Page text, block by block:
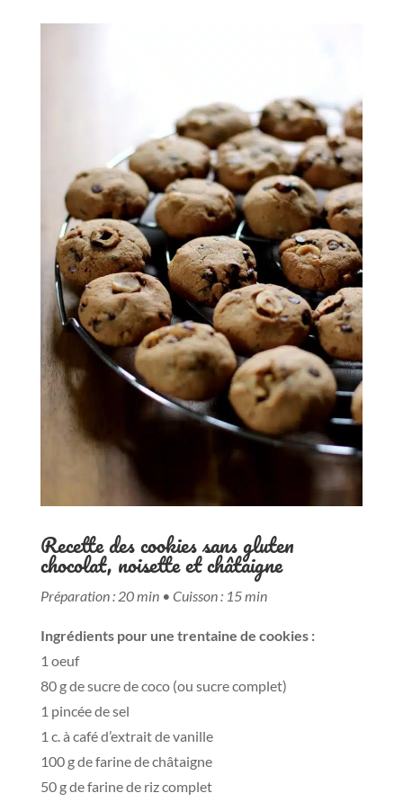
Recette des cookies sans gluten
chocolat, noisette et châtaigne
Préparation : 20 min • Cuisson : 15 min
Ingrédients pour une trentaine de cookies :
1 oeuf
80 g de sucre de coco (ou sucre complet)
1 pincée de sel
1 c. à café d’extrait de vanille
100 g de farine de châtaigne
50 g de farine de riz complet